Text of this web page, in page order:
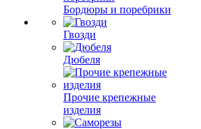
Бордюры и поребрики
Гвозди
Дюбеля
Прочие крепежные
изделия